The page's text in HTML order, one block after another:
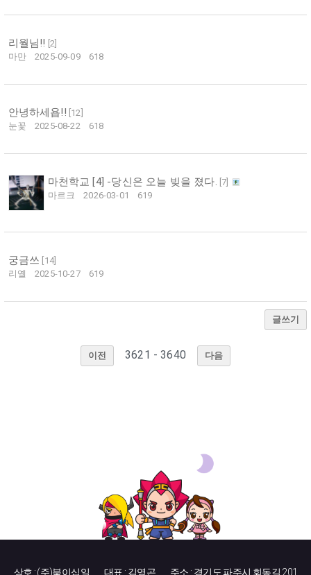
리월님!! 2
마만
2025-09-09 618
안녕하세욥!! 12
눈꽃
2025-08-22 618
마천학교 [4] -당신은 오늘 빚을 졌다. 7
마르크
2026-03-01 619
궁금쓰 14]
리옐
2025-10-27 619
글쓰기
이전 3621 - 3640 다음
상호 : (주)북이십일 대표 : 김영곤 주소 : 경기도 파주시 회동길 201